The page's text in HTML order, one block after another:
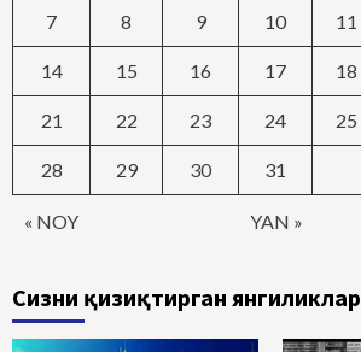
« NOY YAN »
7 8 9 10 11
14 15 16 17 18
21 22 23 24 25
28 29 30 31
Сизни қизиқтирган янгиликлар